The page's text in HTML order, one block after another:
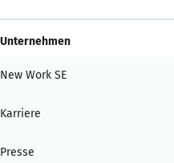
Unternehmen
New Work SE
Karriere
Presse